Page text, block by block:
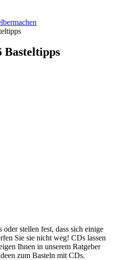
Basteltipps
stellen fest, dass sich einige
Sie sie nicht weg! CDs lassen
Ihnen in unserem Ratgeber
zum Basteln mit CDs.